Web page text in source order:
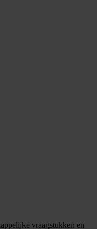
vraagstukken en